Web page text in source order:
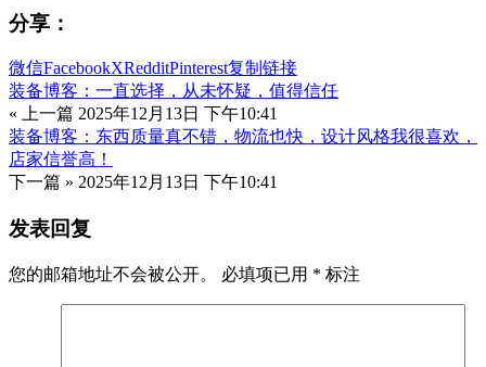
分享：
微信FacebookXRedditPinterest复制链接
装备博客：一直选择，从未怀疑，值得信任
« 上一篇 2025年12月13日 下午10:41
装备博客：东西质量真不错，物流也快，设计风格我很喜欢，
店家信誉高！
下一篇 » 2025年12月13日 下午10:41
发表回复
您的邮箱地址不会被公开。 必填项已用 * 标注